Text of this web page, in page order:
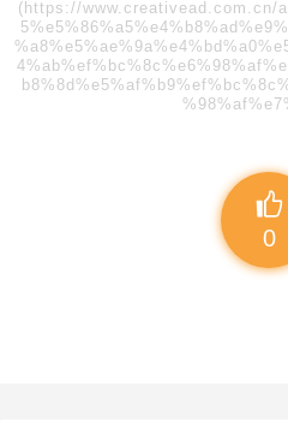
(https://www.creativead.com.cn/
0